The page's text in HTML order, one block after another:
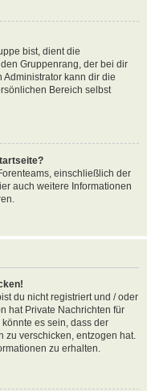
bist, dient die
Gruppenrang, der bei dir
kann dir die
Bereich selbst
einschließlich der
auch weitere Informationen
du nicht registriert und / oder
hat Private Nachrichten für
es sein, dass der
zu verschicken, entzogen hat.
zu erhalten.